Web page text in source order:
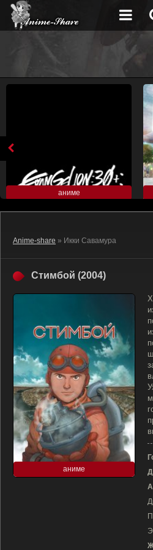
аниме
Anime-share » Икки Савамура
Стимбой (2004)
аниме